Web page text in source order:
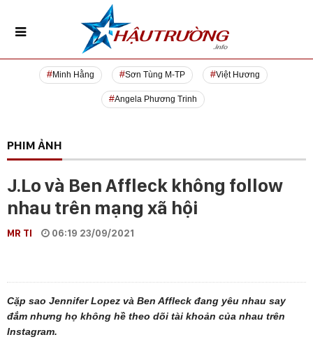
Minh Hằng Sơn Tùng M-TP Việt Hương
Angela Phương Trinh
PHIM ẢNH
J.Lo và Ben Affleck không follow
nhau trên mạng xã hội
MR TI 06:19 23/09/2021
Cặp sao Jennifer Lopez và Ben Affleck đang yêu nhau say
đắm nhưng họ không hề theo dõi tài khoản của nhau trên
Instagram.